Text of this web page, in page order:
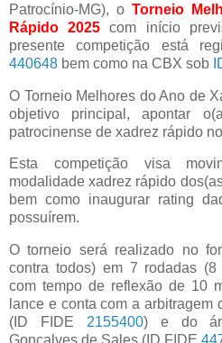
Patrocínio-MG), oTorneio
Rápido 2025 com início
presente competição está
440648 bem como na CBX sob
O Torneio Melhores do Ano de
objetivo principal, apontar
patrocinense de xadrez rápido
Esta competição visa
modalidade xadrez rápido
bem como inaugurar rating
possuírem.
O torneio será realizado no
contra todos) em 7 rodadas (8
com tempo de reflexão de 10
lance e conta com a
(ID FIDE 2155400) e do